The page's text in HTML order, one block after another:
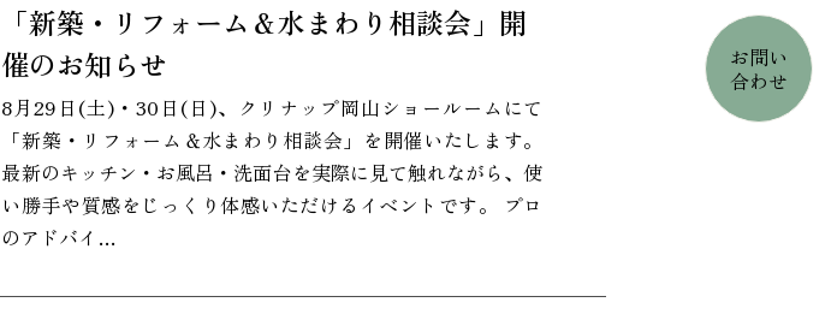
お問い
合わせ
「新築・リフォーム＆水まわり相談会」開
催のお知らせ
8月29日(土)・30日(日)、クリナップ岡山ショールームにて
「新築・リフォーム＆水まわり相談会」を開催いたします。
最新のキッチン・お風呂・洗面台を実際に見て触れながら、使
い勝手や質感をじっくり体感いただけるイベントです。 プロ
のアドバイ…